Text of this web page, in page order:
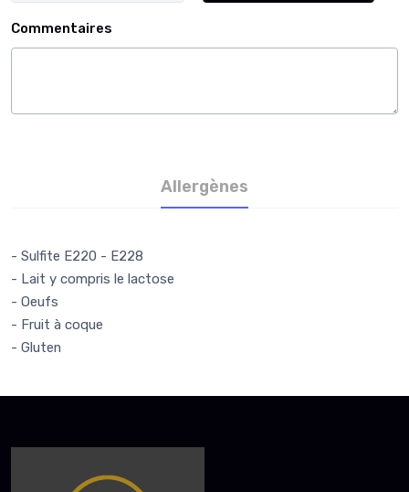
Commentaires
Allergènes
- Sulfite E220 - E228
- Lait y compris le lactose
- Oeufs
- Fruit à coque
- Gluten